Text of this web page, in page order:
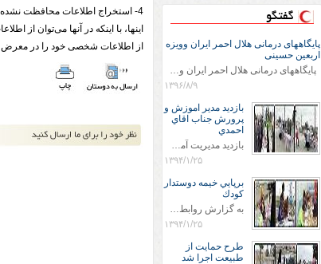
گفتگو
پایگاههای درمانی هلال احمر ایران وویزه
اربعین حسینی
پایگاههای درمانی هلال احمر ایران وویزه اربعین حسینی
۱۳۹۶/۸/۹
بازديد مدير اموزش و
پرورش جناب اقاي
احمدي
بازديد مديريت آموزش و پروش جناب اقاي احمدي به همراه اعضاي ستاد اسكان آموزش و پروش شهرستان سرخس در ساعت 11:30 در مورخه 11/1/1394 صورت گرفت و مسئولین با حضور در پست مسافرين نوروزی كه جمعیت هلال احمر شهرستان از نزدیک در جریان روند اجرای طرح های قرار گرفتند .
۱۳۹۴/۱/۲۵
برپايي خيمه دوستدار
كودك
به گزارش روابط عمومي جمعيت هلال احمر شهرستان سرخس علاوه بر اجرای خدمات امدادی، راهنمایی های گردشگری و موقعیت های جغرافیایی و برپایی چادرهای سلامت به منظور سنجش رایگان فشار و قندخون مسافران، ، خيمه هايي.با عنوان دوستدار کودک تجهیزشده که دراین فضا کودکان مراجعه کننده از طریق نقاشی و سایر هنرهای تجسمی با مفاهیم جمعیت هلال احمر و اصول هفتگانه آن آشنا می شوند. به دليل حضور چشم گير كودكان و خانواده ها سعی شده در قالب های متناسب با سنین کودکان مراجعه کنند
۱۳۹۴/۱/۲۵
طرح حمايت از
طبيعت اجرا شد
4- استخراج اطلاعات محافظت
اینها، با اینکه در آنها می‌توان از
از اطلاعات شخصی خود را در معرض